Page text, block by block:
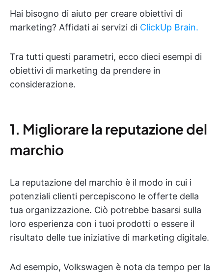
Hai bisogno di aiuto per creare obiettivi di
marketing? Affidati ai servizi di ClickUp Brain.
Tra tutti questi parametri, ecco dieci esempi di
obiettivi di marketing da prendere in
considerazione.
1. Migliorare la reputazione del
marchio
La reputazione del marchio è il modo in cui i
potenziali clienti percepiscono le offerte della
tua organizzazione. Ciò potrebbe basarsi sulla
loro esperienza con i tuoi prodotti o essere il
risultato delle tue iniziative di marketing digitale.
Ad esempio, Volkswagen è nota da tempo per la